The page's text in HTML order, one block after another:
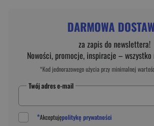
DARMOWA
za zapis do newslettera!
Nowości, promocje, inspiracje –
*Kod jednorazowego użycia przy minimalnej
Twój adres e-mail
*Akceptujępolitykę prywatności